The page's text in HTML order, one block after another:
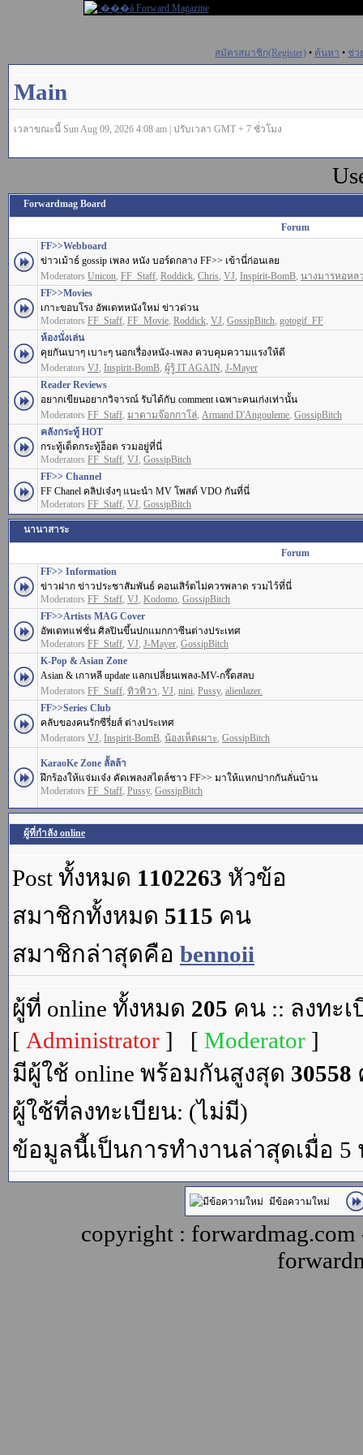
สมัครสมาชิก(Register) • ค้นหา • ช่ว
Main
เวลาขณะนี้ Sun Aug 09, 2026 4:08 am | ปรับเวลา GMT + 7 ชั่วโมง
Forwardmag Board
Forum
FF>>Webboard
ข่าวเม้าธ์ gossip เพลง หนัง บอร์ดกลาง FF>> เข้านี่ก่อนเลย
Moderators Unicon, FF_Staff, Roddick, Chris, VJ, Inspirit-BomB, นางมารหอหล
FF>>Movies
เกาะขอบโรง อัพเดทหนังใหม่ ข่าวด่วน
Moderators FF_Staff, FF_Movie, Roddick, VJ, GossipBitch, gotogif_FF
ห้องนั่งเล่น
คุยกันเบาๆ เบาะๆ นอกเรื่องหนัง-เพลง ควบคุมความแรงให้ดี
Moderators VJ, Inspirit-BomB, ผู้รู้ IT AGAIN, J-Mayer
Reader Reviews
อยากเขียนอยากวิจารณ์ รับได้กับ comment เฉพาะคนเก่งเท่านั้น
Moderators FF_Staff, มาดามจ๊อกกาโล่, Armand D'Angouleme, GossipBitch
คลังกระทู้ HOT
กระทู้เด็ดกระทู้ฮ็อต รวมอยู่ที่นี่
Moderators FF_Staff, VJ, GossipBitch
FF>> Channel
FF Chanel คลิปเจ๋งๆ แนะนำ MV โพสต์ VDO กันที่นี่
Moderators FF_Staff, VJ, GossipBitch
นานาสาระ
Forum
FF>> Information
ข่าวฝาก ข่าวประชาสัมพันธ์ คอนเสิร์ตไม่ควรพลาด รวมไว้ที่นี่
Moderators FF_Staff, VJ, Kodomo, GossipBitch
FF>>Artists MAG Cover
อัพเดทแฟชั่น ศิลปินขึ้นปกแมกกาซีนต่างประเทศ
Moderators FF_Staff, VJ, J-Mayer, GossipBitch
K-Pop & Asian Zone
Asian & เกาหลี update แลกเปลี่ยนเพลง-MV-กรี๊ดสลบ
Moderators FF_Staff, ทิวทิวา, VJ, nini, Pussy, alienlazer.
FF>>Series Club
คลับของคนรักซีรี่ยส์ ต่างประเทศ
Moderators VJ, Inspirit-BomB, น้องเห็ดเผาะ, GossipBitch
KaraoKe Zone ลั้ลล้า
ฝึกร้องให้แจ่มเจ๋ง คัดเพลงสไตล์ชาว FF>> มาให้แหกปากกันลั่นบ้าน
Moderators FF_Staff, Pussy, GossipBitch
ผู้ที่กำลัง online
Post ทั้งหมด 1102263 หัวข้อ
สมาชิกทั้งหมด 5115 คน
สมาชิกล่าสุดคือ bennoii
ผู้ที่ online ทั้งหมด 205 คน :: ลงทะ
[ Administrator ] [ Moderator ]
มีผู้ใช้ online พร้อมกันสูงสุด 30558
ผู้ใช้ที่ลงทะเบียน: (ไม่มี)
ข้อมูลนี้เป็นการทำงานล่าสุดเมื่อ 5
มีข้อความใหม่
copyright :